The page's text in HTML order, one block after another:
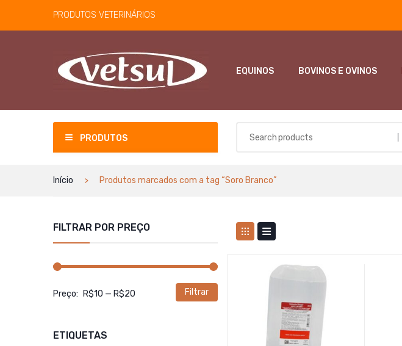
PRODUTOS VETERINÁRIOS
EQUINOS BOVINOS E OVINOS
PRODUTOS
Início Produtos marcados com a tag “Soro Branco”
FILTRAR POR PREÇO
Filtrar
Preço: R$10 — R$20
ETIQUETAS